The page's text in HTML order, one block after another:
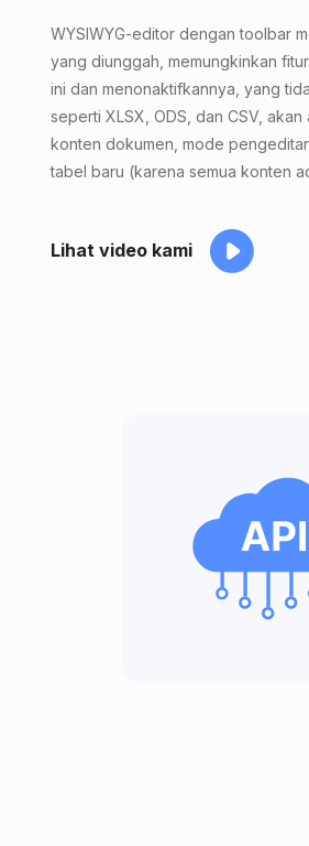
WYSIWYG-editor dengan toolbar
yang diunggah, memungkinkan
ini dan menonaktifkannya, yang
seperti XLSX, ODS, dan CSV,
konten dokumen, mode
tabel baru (karena semua konten
Lihat video kami